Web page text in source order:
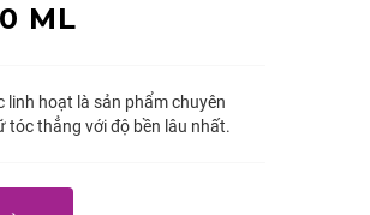
ML
linh hoạt là sản phẩm chuyên
tóc thẳng với độ bền lâu nhất.